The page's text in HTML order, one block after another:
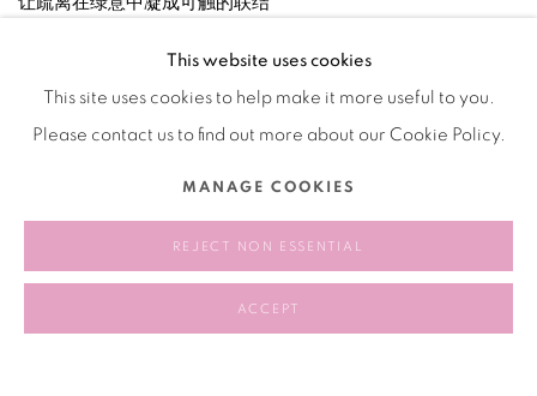
2025.9.30-2026.1.30
This website uses cookies
This site uses cookies to help make it more useful to you.
Please contact us to find out more about our Cookie Policy.
MANAGE COOKIES
REJECT NON ESSENTIAL
ACCEPT